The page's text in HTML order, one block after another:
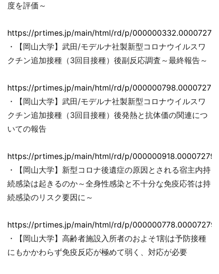
度を評価～
https://prtimes.jp/main/html/rd/p/
・【岡山大学】武田/モデルナ社製新型コロナウイルスワ
クチン追加接種（3回目接種）後副反応調査～最終報告～
https://prtimes.jp/main/html/rd/p/
・【岡山大学】武田/モデルナ社製新型コロナウイルスワ
クチン追加接種（3回目接種）後発熱と抗体価の関連につ
いての報告
https://prtimes.jp/main/html/rd/p/
・【岡山大学】新型コロナ後遺症の原因とされる宿主内持
続感染は起きるのか～全身性感染と不十分な免疫応答は持
続感染のリスク要因に～
https://prtimes.jp/main/html/rd/p/
・【岡山大学】高齢者施設入所者のおよそ1割は予防接種
にもかかわらず免疫反応が極めて弱く、対応が必要